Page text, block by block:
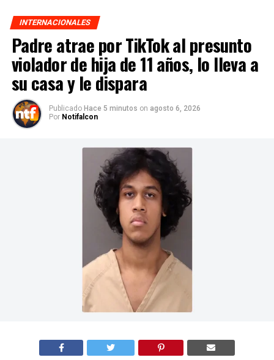
INTERNACIONALES
Padre atrae por TikTok al presunto
violador de hija de 11 años, lo lleva a
su casa y le dispara
Publicado Hace 5 minutos on agosto 6, 2026
Por Notifalcon